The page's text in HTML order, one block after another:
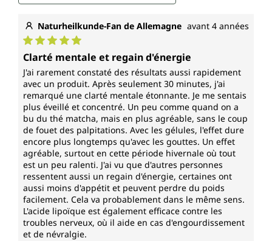
Naturheilkunde-Fan de Allemagne avant 4 années
Note moyenne de 5 sur 5 étoiles
Clarté mentale et regain d'énergie
J'ai rarement constaté des résultats aussi rapidement
avec un produit. Après seulement 30 minutes, j'ai
remarqué une clarté mentale étonnante. Je me sentais
plus éveillé et concentré. Un peu comme quand on a
bu du thé matcha, mais en plus agréable, sans le coup
de fouet des palpitations. Avec les gélules, l'effet dure
encore plus longtemps qu'avec les gouttes. Un effet
agréable, surtout en cette période hivernale où tout
est un peu ralenti. J'ai vu que d'autres personnes
ressentent aussi un regain d'énergie, certaines ont
aussi moins d'appétit et peuvent perdre du poids
facilement. Cela va probablement dans le même sens.
L'acide lipoïque est également efficace contre les
troubles nerveux, où il aide en cas d'engourdissement
et de névralgie.